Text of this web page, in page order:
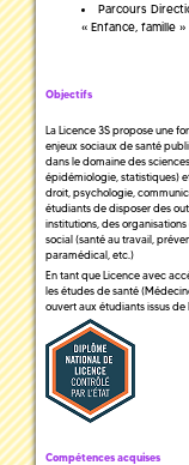
Parcours
« Enfance, famille »
Objectifs
La Licence 3S propose une
enjeux sociaux de santé
dans le domaine des
épidémiologie, statistiques)
droit, psychologie,
étudiants de disposer des
institutions, des
social (santé au travail,
paramédical, etc.)
En tant que Licence avec
les études de santé
ouvert aux étudiants issus de
Compétences acquises